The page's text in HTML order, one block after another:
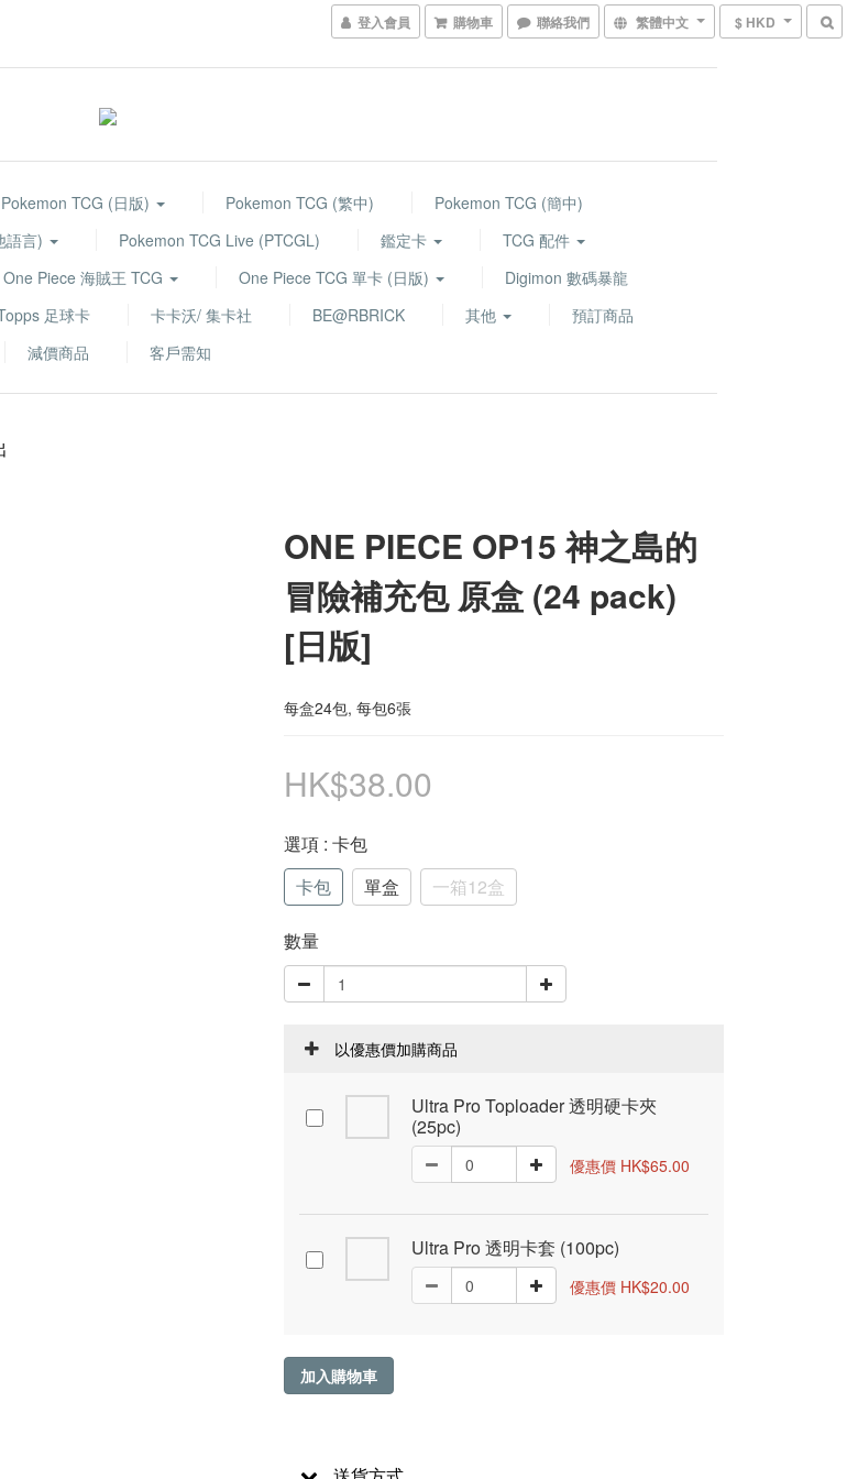
登入會員 購物車 聯絡我們 繁體中文 $ HKD
Pokemon TCG (日版) Pokemon TCG (繁中)
Pokemon TCG (簡中)
語言) Pokemon TCG Live (PTCGL) 鑑定卡
TCG 配件
One Piece 海賊王 TCG One Piece TCG 單卡 (日版)
Digimon 數碼暴龍
足球卡 卡卡沃/ 集卡社 BE@RBRICK 其他
預訂商品
減價商品
客戶需知
ONE PIECE OP15 神之島的
冒險補充包 原盒 (24 pack)
[日版]
每盒24包, 每包6張
HK$38.00
選項 : 卡包
卡包
單盒 一箱12盒
數量
以優惠價加購商品
Ultra Pro Toploader 透明硬卡夾
(25pc)
優惠價 HK$65.00
Ultra Pro 透明卡套 (100pc)
優惠價 HK$20.00
加入購物車